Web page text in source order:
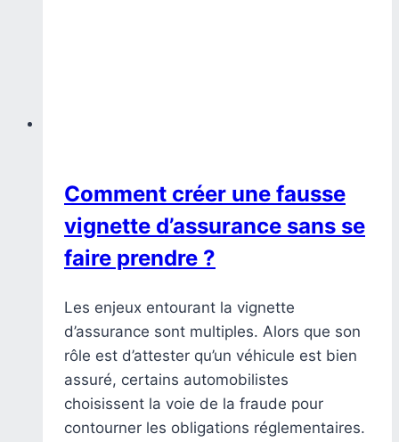
Comment créer une fausse
vignette d’assurance sans se
faire prendre ?
Les enjeux entourant la vignette
d’assurance sont multiples. Alors que son
rôle est d’attester qu’un véhicule est bien
assuré, certains automobilistes
choisissent la voie de la fraude pour
contourner les obligations réglementaires.